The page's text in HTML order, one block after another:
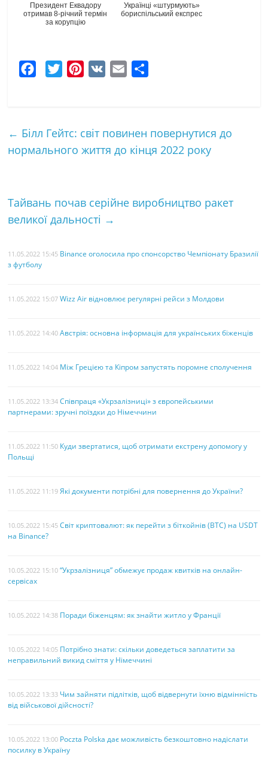
Президент Еквадору
отримав 8-річний термін
за корупцію
Українці «штурмують»
бориспільський експрес
b
o
t
e
e
r
t
l
к
а
← Білл Гейтс: світ повинен повернутися до
нормального життя до кінця 2022 року
Тайвань почав серійне виробництво ракет
великої дальності →
11.05.2022 15:45 Binance оголосила про спонсорство Чемпіонату Бразилії
з футболу
11.05.2022 15:07 Wizz Air відновлює регулярні рейси з Молдови
11.05.2022 14:40 Австрія: основна інформація для українських біженців
11.05.2022 14:04 Між Грецією та Кіпром запустять поромне сполучення
11.05.2022 13:34 Співпраця «Укрзалізниці» з європейськими
партнерами: зручні поїздки до Німеччини
11.05.2022 11:50 Куди звертатися, щоб отримати екстрену допомогу у
Польщі
11.05.2022 11:19 Які документи потрібні для повернення до України?
10.05.2022 15:45 Світ криптовалют: як перейти з біткойнів (BTC) на USDT
на Binance?
10.05.2022 15:10 “Укрзалізниця” обмежує продаж квитків на онлайн-
сервісах
10.05.2022 14:38 Поради біженцям: як знайти житло у Франції
10.05.2022 14:05 Потрібно знати: скільки доведеться заплатити за
неправильний викид сміття у Німеччині
10.05.2022 13:33 Чим зайняти підлітків, щоб відвернути їхню відмінність
від військової дійсності?
10.05.2022 13:00 Poczta Polska дає можливість безкоштовно надіслати
посилку в Україну